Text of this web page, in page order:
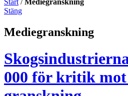
Start /Mediegranskning
Stäng
Mediegranskning
000 för kritik